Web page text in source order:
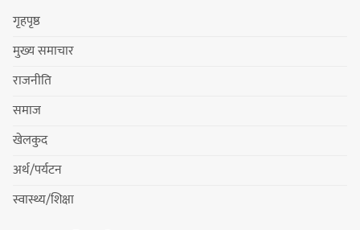
गृहपृष्ठ
मुख्य समाचार
राजनीति
समाज
खेलकुद
अर्थ/पर्यटन
स्वास्थ्य/शिक्षा